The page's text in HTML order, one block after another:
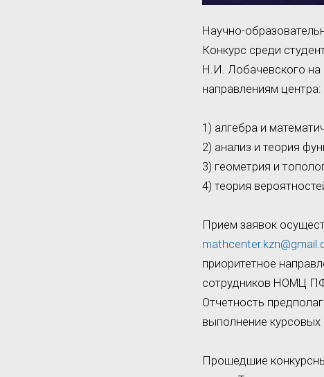
Научно-
Конкурс среди
Н.И. Лобачевского на
направлениям центра:
1) алгебра и
2) анализ и теория
3) геометрия и
4) теория
Прием заявок
приоритетное
сотрудников НОМЦ
Отчетность
выполнение
Прошедшие